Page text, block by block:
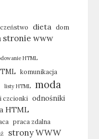
dieta dom
stronie www
HTML
komunikacja
listy HTML moda
czcionki odnośniki
HTML
praca zdalna
strony WWW